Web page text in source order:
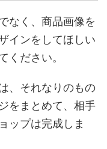
なく、商品画像を
インをしてほしい
ください。
、それなりのもの
をまとめて、相手
ップは完成しま